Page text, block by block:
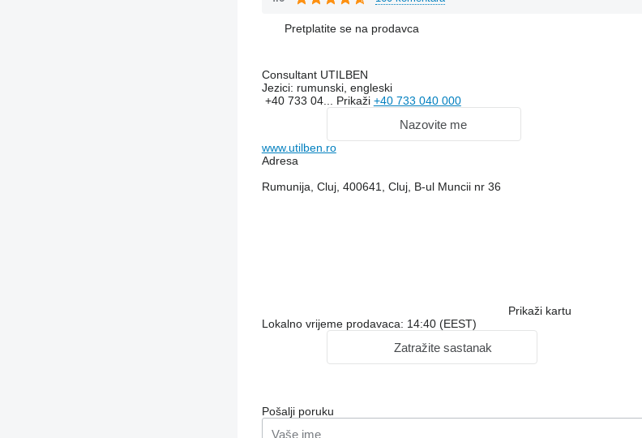
Pretplatite se na prodavca
Consultant UTILBEN
Jezici: rumunski, engleski
+40 733 04... Prikaži +40 733 040 000
Nazovite me
www.utilben.ro
Adresa
Rumunija, Cluj, 400641, Cluj, B-ul Muncii nr 36
Prikaži kartu
Lokalno vrijeme prodavaca: 14:40 (EEST)
Zatražite sastanak
Pošalji poruku